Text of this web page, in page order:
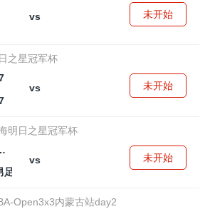
vs
未开始
之星冠军杯
vs
未开始
海明日之星冠军杯
vs
U17
未开始
Open3x3内蒙古站day2